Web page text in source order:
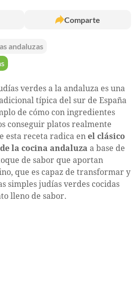
Comparte
andaluzas
verdes a la andaluza es una
típica del sur de España
de cómo con ingredientes
conseguir platos realmente
esta receta radica en el clásico
la cocina andaluza a base de
de sabor que aportan
que es capaz de transformar y
simples judías verdes cocidas
lleno de sabor.